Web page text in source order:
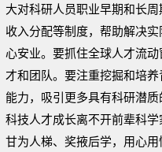
大对科研人员职业早期和长周
收入分配等制度，帮助解决
心安业。要抓住全球人才流
才和团队。要注重挖掘和培
能力，吸引更多具有科研潜
科技人才成长离不开前辈科
甘为人梯、奖掖后学，用心用